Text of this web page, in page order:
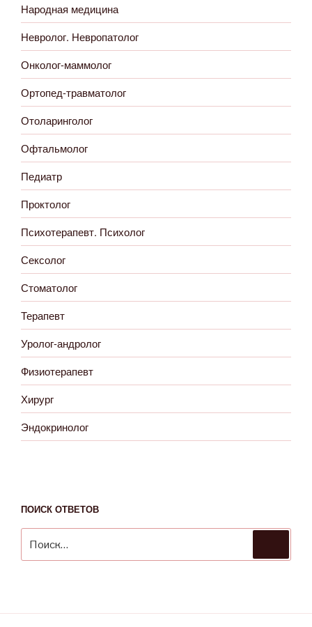
Народная медицина
Невролог. Невропатолог
Онколог-маммолог
Ортопед-травматолог
Отоларинголог
Офтальмолог
Педиатр
Проктолог
Психотерапевт. Психолог
Сексолог
Стоматолог
Терапевт
Уролог-андролог
Физиотерапевт
Хирург
Эндокринолог
ПОИСК ОТВЕТОВ